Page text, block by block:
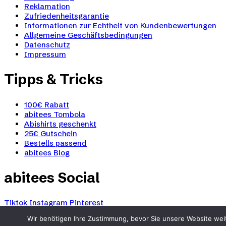
Reklamation
Zufriedenheitsgarantie
Informationen zur Echtheit von Kundenbewertungen
Allgemeine Geschäftsbedingungen
Datenschutz
Impressum
Tipps & Tricks
100€ Rabatt
abitees Tombola
Abishirts geschenkt
25€ Gutschein
Bestells passend
abitees Blog
abitees Social
Tiktok Instagram Pinterest
abitees und SCHUSHI® sind registrierte und
Wir benötigen Ihre Zustimmung, bevor Sie unsere Website